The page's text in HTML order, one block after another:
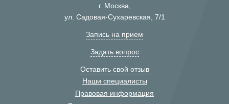
г. Москва,
ул. Садовая-Сухаревская, 7/1
Запись на прием
Задать вопрос
Оставить свой отзыв
Наши специалисты
Правовая информация